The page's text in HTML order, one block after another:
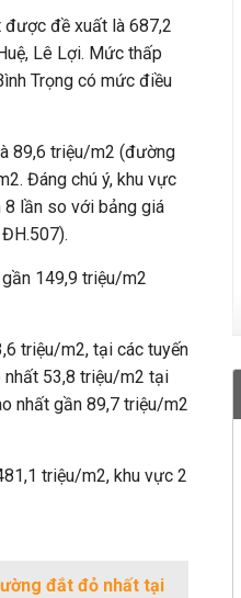
được đề xuất là 687,2
Lê Lợi. Mức thấp
Trọng có mức điều
89,6 triệu/m2 (đường
Đáng chú ý, khu vực
8 lần so với bảng giá
149,9 triệu/m2
triệu/m2, tại các tuyến
nhất 53,8 triệu/m2 tại
nhất gần 89,7 triệu/m2
triệu/m2, khu vực 2
đắt đỏ nhất tại